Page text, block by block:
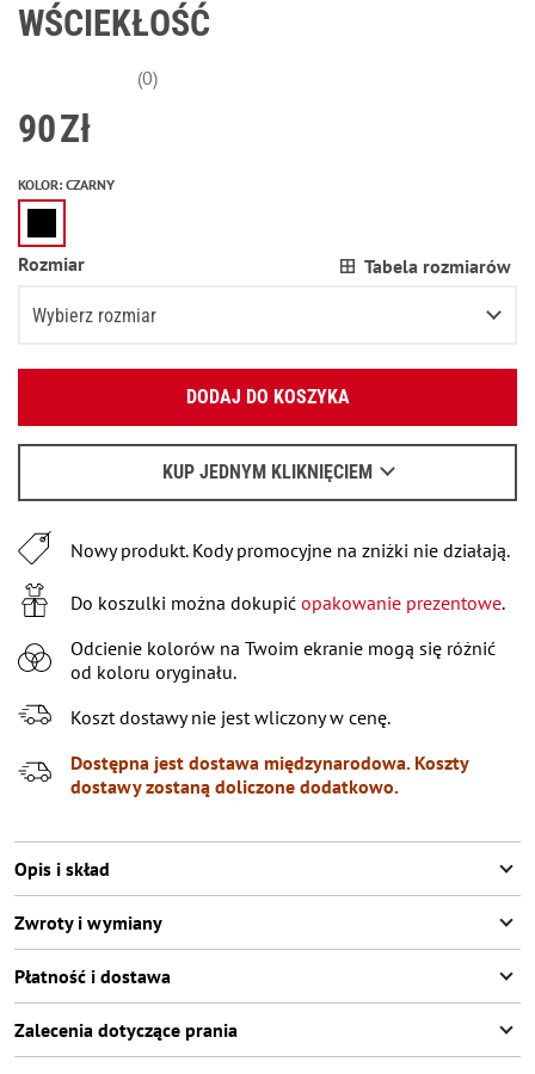
WŚCIEKŁOŚĆ
(0)
90Zł
KOLOR: CZARNY
Rozmiar Tabela rozmiarów
Wybierz rozmiar
XS Pozostało2przedmioty
L Poinformuj o dostępności
XL
XXL
DODAJ DO KOSZYKA
KUP JEDNYM KLIKNIĘCIEM
Kiedy czekać na e-mail - przeczytajtu.
Nowy produkt. Kody promocyjne na zniżki nie działają.
Do koszulki można dokupić opakowanie prezentowe.
Odcienie kolorów na Twoim ekranie mogą się różnić
od koloru oryginału.
Koszt dostawy nie jest wliczony w cenę.
Dostępna jest dostawa międzynarodowa. Koszty
dostawy zostaną doliczone dodatkowo.
Opis i skład
Zwroty i wymiany
Płatność i dostawa
Zalecenia dotyczące prania